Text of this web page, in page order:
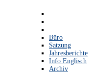
Büro
Satzung
Jahresberichte
Info Englisch
Archiv